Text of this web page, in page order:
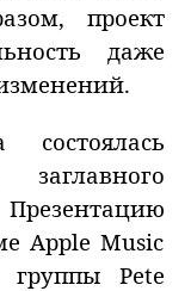
проект
даже
заглавного
Apple Music
группы Pete